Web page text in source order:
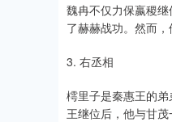
魏冉不仅力保嬴稷
了赫赫战功。然而
3. 右丞相
樗里子是秦惠王的
王继位后，他与甘